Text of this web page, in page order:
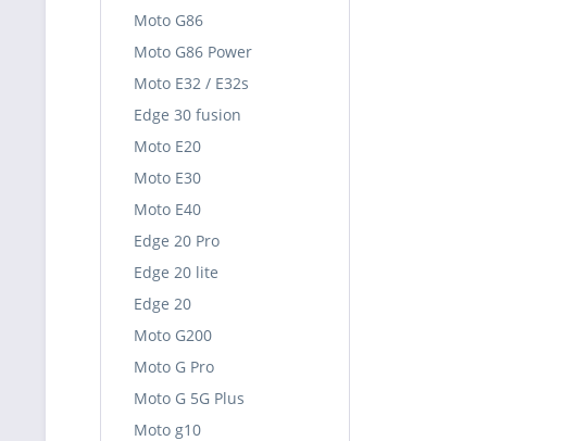
Moto G86
Moto G86 Power
Moto E32 / E32s
Edge 30 fusion
Moto E20
Moto E30
Moto E40
Edge 20 Pro
Edge 20 lite
Edge 20
Moto G200
Moto G Pro
Moto G 5G Plus
Moto g10